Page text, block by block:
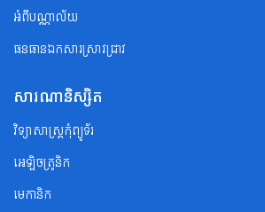
អំពីបណ្ណាល័យ
ធនធានឯកសារស្រាវជ្រាវ
សារណានិស្សិត
វិទ្យាសាស្ត្រកុំព្យូទ័រ
អេឡិចត្រូនិក
មេកានិក